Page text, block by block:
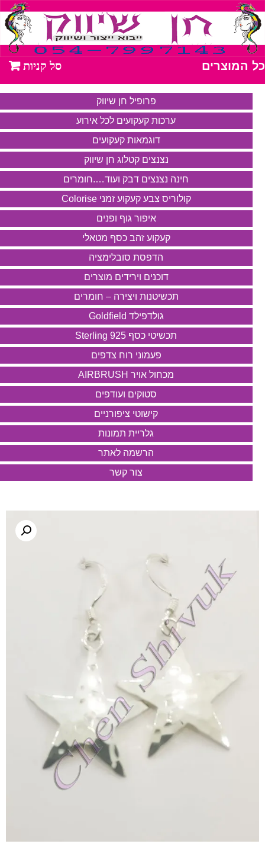
כל המוצרים
פרופיל חן שיווק
ערכות קעקועים לכל אירוע
דוגמאות קעקועים
נצנצים קטלוג חן שיווק
חינה נצנצים דבק ועוד….חומרים
קולוריס צבע קעקוע זמני Colorise
איפור גוף ופנים
קעקוע זהב כסף מטאלי
הדפסת סובלימציה
דוכנים וירידים מוצרים
תכשיטנות ויצירה – חומרים
גולדפילד Goldfield
תכשיטי כסף 925 Sterling
פעמוני רוח צדפים
מכחול אויר AIRBRUSH
סטוקים ועודפים
קישוטי ציפורניים
גלריית תמונות
הרשמה לאתר
צור קשר